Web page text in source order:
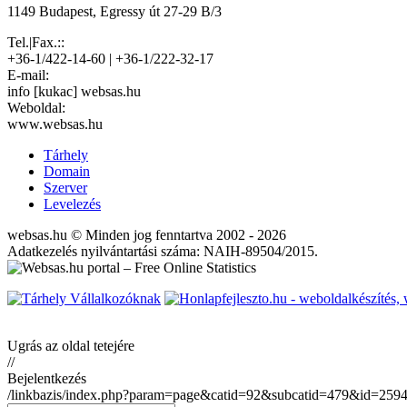
1149 Budapest, Egressy út 27-29 B/3
Tel.|Fax.::
+36-1/422-14-60 | +36-1/222-32-17
E-mail:
info [kukac] websas.hu
Weboldal:
www.websas.hu
Tárhely
Domain
Szerver
Levelezés
websas.hu © Minden jog fenntartva 2002 - 2026
Adatkezelés nyilvántartási száma: NAIH-89504/2015.
Ugrás az oldal tetejére
//
Bejelentkezés
/linkbazis/index.php?param=page&catid=92&subcatid=479&id=2594